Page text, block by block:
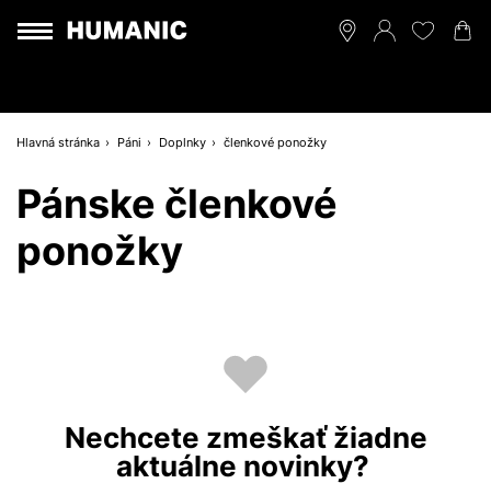
Hlavná stránka Páni Doplnky členkové ponožky
Pánske členkové
ponožky
Nechcete zmeškať žiadne
aktuálne novinky?